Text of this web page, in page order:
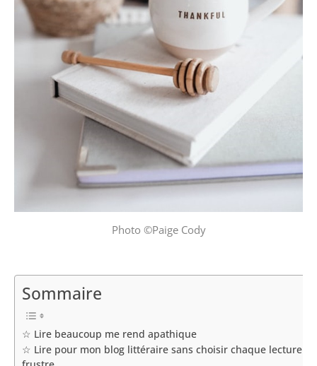
Photo ©Paige Cody
Sommaire
☆ Lire beaucoup me rend apathique
☆ Lire pour mon blog littéraire sans choisir chaque lecture